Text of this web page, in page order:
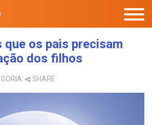
que os pais precisam
dos filhos
SHARE